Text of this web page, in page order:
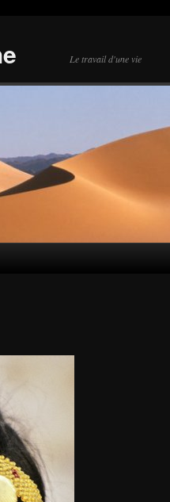
Le travail d'une vie